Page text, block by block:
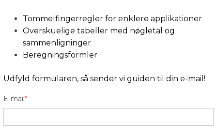
Tommelfingerregler for enklere applikationer
Overskuelige tabeller med nøgletal og
sammenligninger
Beregningsformler
Udfyld formularen, så sender vi guiden til din e-mail!
E-mail*